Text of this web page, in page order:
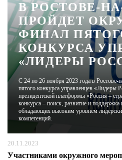
В РОСТОВЕ-
ПРОЙДЕТ
ФИНАЛ
КОНКУРСА
«ЛИДЕРЫ
С 24 по 26 ноября 2023 года в
пятого конкурса управленцев «Лидеры
президентской платформы «Россия –
конкурса – поиск, развитие и
обладающих высоким уровнем
компетенций.
20.11.2023
Участниками окружного